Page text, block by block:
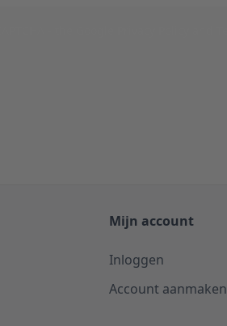
Mijn account
Inloggen
Account aanmaken